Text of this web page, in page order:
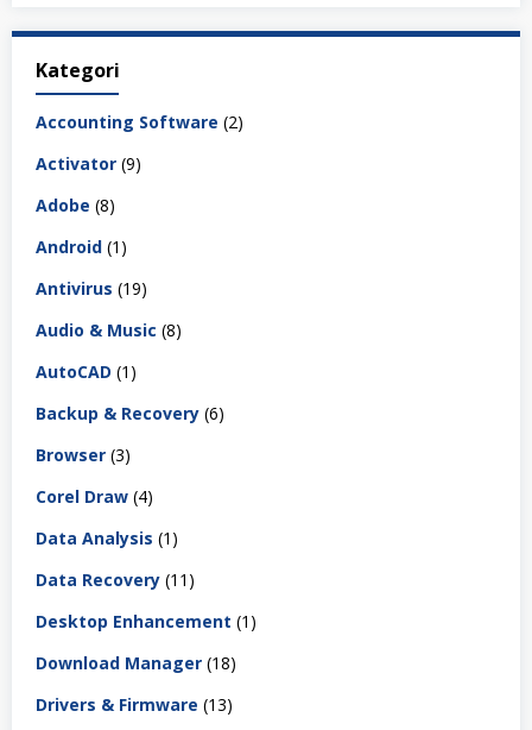
Kategori
Accounting Software (2)
Activator (9)
Adobe (8)
Android (1)
Antivirus (19)
Audio & Music (8)
AutoCAD (1)
Backup & Recovery (6)
Browser (3)
Corel Draw (4)
Data Analysis (1)
Data Recovery (11)
Desktop Enhancement (1)
Download Manager (18)
Drivers & Firmware (13)